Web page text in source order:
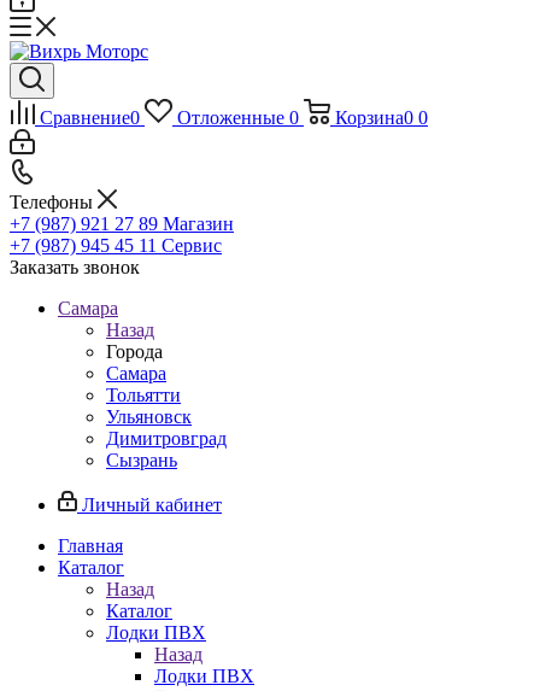
Сравнение0 Отложенные 0 Корзина0 0
Телефоны
+7 (987) 921 27 89 Магазин
+7 (987) 945 45 11 Сервис
Заказать звонок
Самара
Назад
Города
Самара
Тольятти
Ульяновск
Димитровград
Сызрань
Личный кабинет
Главная
Каталог
Назад
Каталог
Лодки ПВХ
Назад
Лодки ПВХ